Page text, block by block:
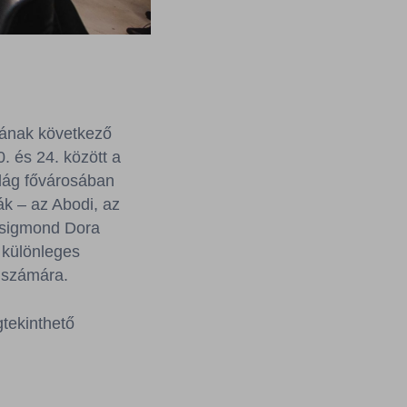
következő
és 24. között a
fővárosában
– az Abodi, az
Dora